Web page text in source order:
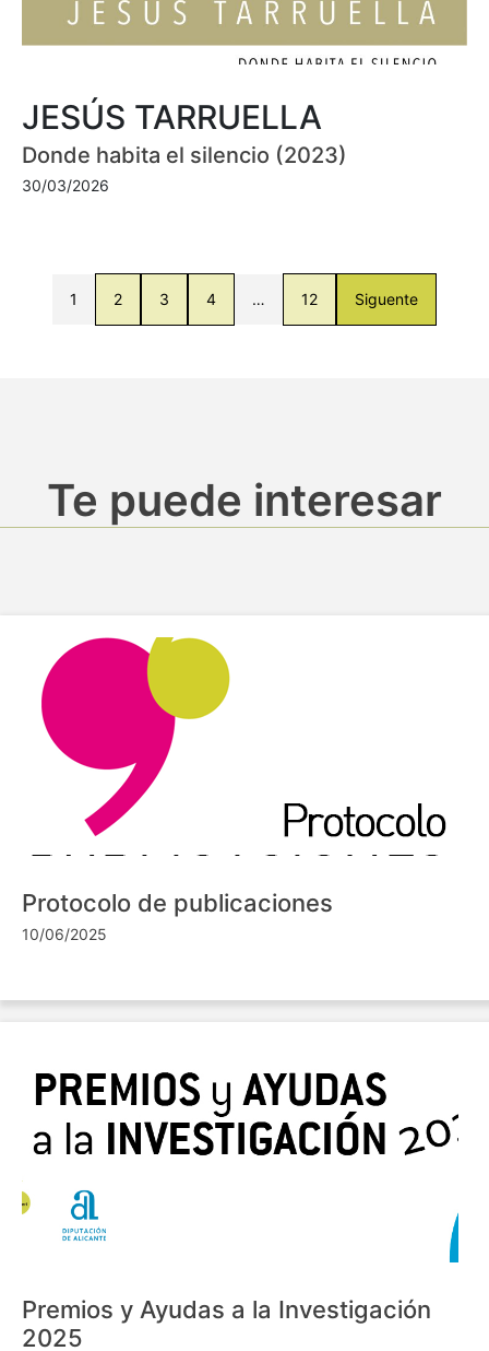
JESÚS TARRUELLA
Donde habita el silencio (2023)
30/03/2026
1 2 3 4 … 12 Siguente
Te puede interesar
Protocolo de publicaciones
10/06/2025
Premios y Ayudas a la Investigación
2025